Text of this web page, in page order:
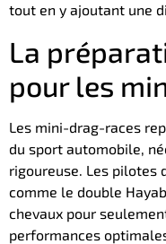
tout en y ajoutant une
La
pour les
Les mini-drag-races
du sport automobile,
rigoureuse. Les pilotes
comme le double
chevaux pour
performances